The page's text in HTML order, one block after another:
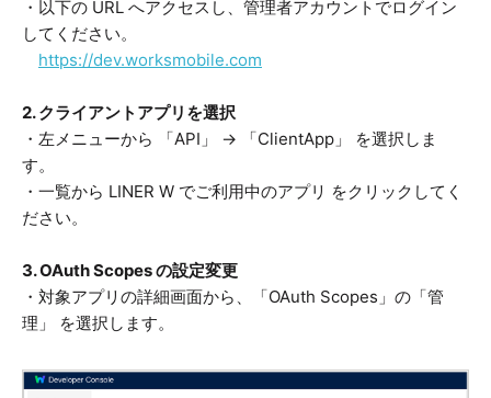
・以下の URL へアクセスし、管理者アカウントでログイン
してください。
https://dev.worksmobile.com
2. クライアントアプリを選択
・左メニューから 「API」 → 「ClientApp」 を選択しま
す。
・一覧から LINER W でご利用中のアプリ をクリックしてく
ださい。
3. OAuth Scopes の設定変更
・対象アプリの詳細画面から、「OAuth Scopes」の「管
理」 を選択します。